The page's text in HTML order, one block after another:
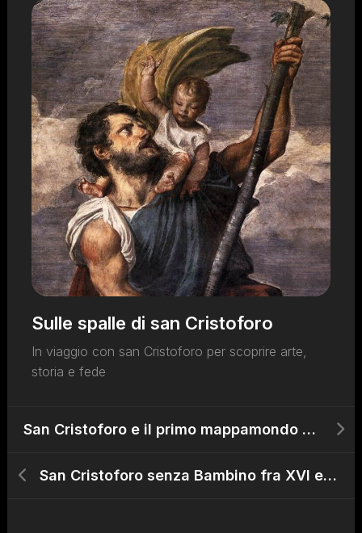
Sulle spalle di san Cristoforo
In viaggio con san Cristoforo per scoprire arte,
storia e fede
San Cristoforo e il primo mappamondo ad Anversa
San Cristoforo senza Bambino fra XVI e XVII secolo